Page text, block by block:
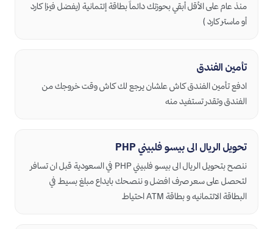
منذ عام على الأقل أبقي بحوزتك دائماً بطاقة إئتمانية (يفضل فيزا كارد
أو ماستر كارد )
تأمين الفندق
ادفع تأمين الفندق كاش علشان يرجع لك كاش وقت خروجك من
الفندق وتقدر تستفيد منه
تحويل الريال الى بيسو فلبيني PHP
ننصح بتحويل الريال الى بيسو فلبيني PHP في السعودية قبل ان تسافر
لتحصل على سعر صرف افضل و ننصحك بايداع مبلغ بسيط في
البطاقة الائتمانيه و بطاقة ATM احتياط